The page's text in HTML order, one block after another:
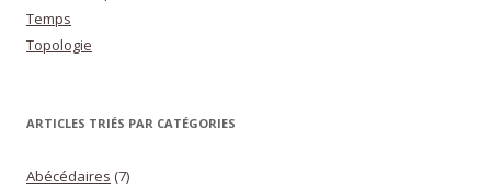
Temps
Topologie
ARTICLES TRIÉS PAR CATÉGORIES
Abécédaires (7)